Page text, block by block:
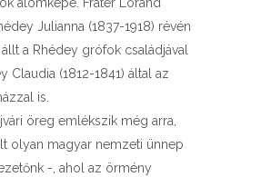
Julianna (1837-1918) révén
a Rhédey grófok családjával
Claudia (1812-1841) által az
is.
öreg emlékszik még arra,
olyan magyar nemzeti ünnep
-, ahol az örmény